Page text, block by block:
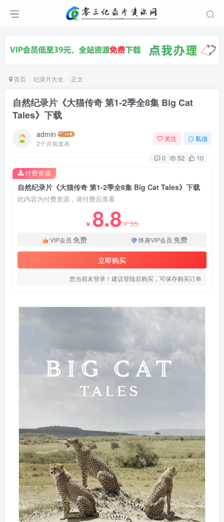
首页 纪录片大全 正文
自然纪录片《大猫传奇 第1-2季全8集 Big Cat
Tales》下载
admin
2个月前发布
关注 私信
0 52 10
自然纪录片《大猫传奇 第1-2季全8集 Big Cat Tales》下载
此内容为付费资源，请付费后查看
￥ 8.8￥35
VIP会员 免费 终身VIP会员 免费
立即购买
您当前未登录！建议登陆后购买，可保存购买订单
付费资源